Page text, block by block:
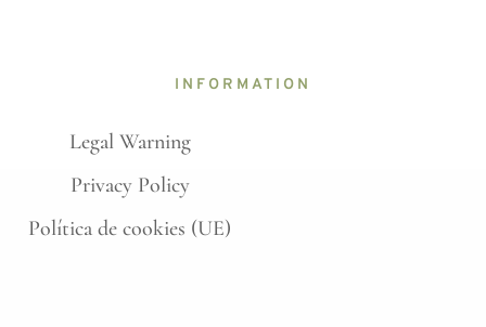
INFORMATION
Legal Warning
Privacy Policy
Política de cookies (UE)